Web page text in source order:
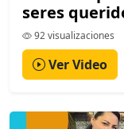
seres
92 visualizaciones
Ver Video